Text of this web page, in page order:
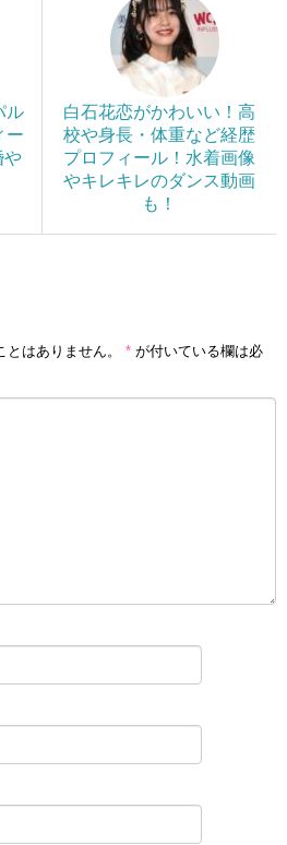
ル
ー
や
白石花恋がかわいい！高
校や身長・体重など経歴
プロフィール！水着画像
やキレキレのダンス動画
も！
はありません。 * が付いている欄は必